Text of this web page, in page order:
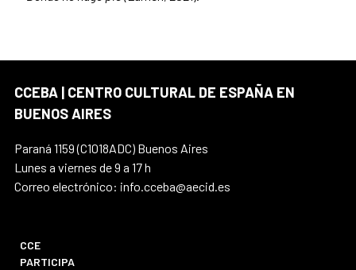
CCEBA | CENTRO CULTURAL DE ESPAÑA EN
BUENOS AIRES
Paraná 1159 (C1018ADC) Buenos Aires
Lunes a viernes de 9 a 17 h
Correo electrónico: info.cceba@aecid.es
CCE
PARTICIPA